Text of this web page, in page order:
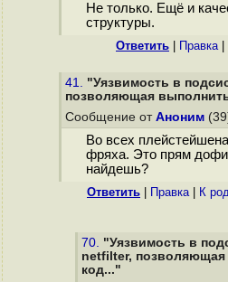
Не только. Ещё и
структуры.
Ответить Правка|
41. "Уязвимость в
позволяющая
Сообщение от Аноним
Во всех
фряха. Это прям
найдешь?
Ответить Правка| К
70. "Уязвимость в
netfilter,
код..."